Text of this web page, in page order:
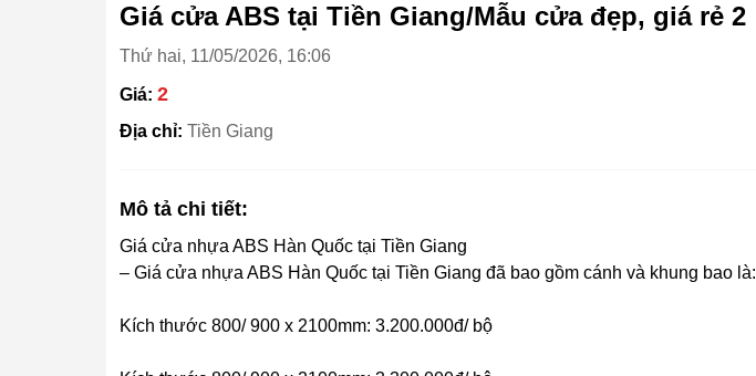
Giá cửa ABS tại Tiền Giang/Mẫu cửa đẹp, giá rẻ 2
Thứ hai, 11/05/2026, 16:06
Giá: 2
Địa chỉ: Tiền Giang
Mô tả chi tiết:
Giá cửa nhựa ABS Hàn Quốc tại Tiền Giang
– Giá cửa nhựa ABS Hàn Quốc tại Tiền Giang đã bao gồm cánh và khung bao là:
Kích thước 800/ 900 x 2100mm: 3.200.000đ/ bộ